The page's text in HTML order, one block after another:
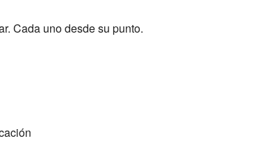
Cada uno desde su punto.